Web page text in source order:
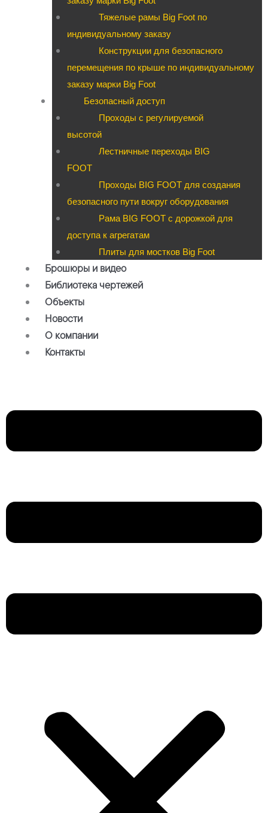
Тяжелые рамы Big Foot по
индивидуальному заказу
Конструкции для безопасного
перемещения по крыше по индивидуальному
заказу марки Big Foot
Безопасный доступ
Проходы с регулируемой
высотой
Лестничные переходы BIG
FOOT
Проходы BIG FOOT для создания
безопасного пути вокруг оборудования
Рама BIG FOOT с дорожкой для
доступа к агрегатам
Плиты для мостков Big Foot
Брошюры и видео
Библиотека чертежей
Объекты
Новости
О компании
Контакты